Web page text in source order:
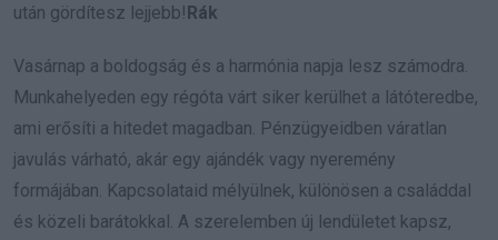
után gördítesz lejjebb!Rák
Vasárnap a boldogság és a harmónia napja lesz számodra.
Munkahelyeden egy régóta várt siker kerülhet a látóteredbe,
ami erősíti a hitedet magadban. Pénzügyeidben váratlan
javulás várható, akár egy ajándék vagy nyeremény
formájában. Kapcsolataid mélyülnek, különösen a családdal
és közeli barátokkal. A szerelemben új lendületet kapsz,